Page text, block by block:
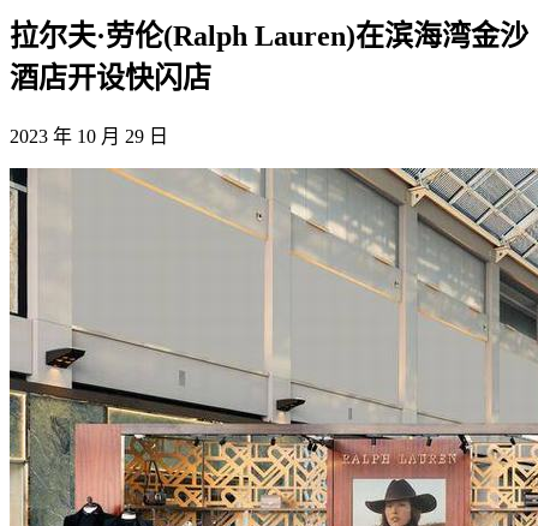
拉尔夫·劳伦(Ralph Lauren)在滨海湾金沙
酒店开设快闪店
2023 年 10 月 29 日